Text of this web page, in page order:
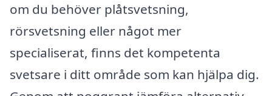
om du behöver plåtsvetsning,
rörsvetsning eller något mer
specialiserat, finns det kompetenta
svetsare i ditt område som kan hjälpa dig.